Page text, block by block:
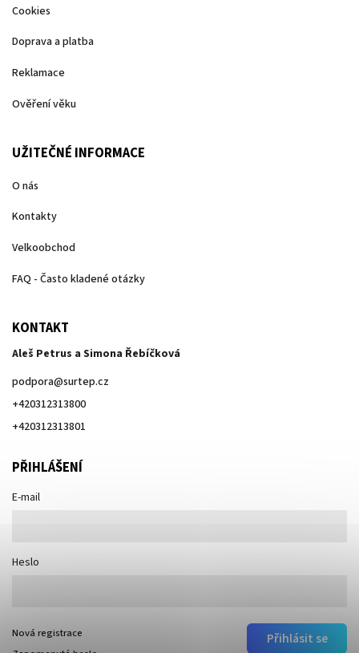
Cookies
Doprava a platba
Reklamace
Ověření věku
UŽITEČNÉ INFORMACE
O nás
Kontakty
Velkoobchod
FAQ - Často kladené otázky
KONTAKT
Aleš Petrus a Simona Řebíčková
podpora@surtep.cz
+420312313800
+420312313801
PŘIHLÁŠENÍ
E-mail
Heslo
Přihlásit se
Nová registrace